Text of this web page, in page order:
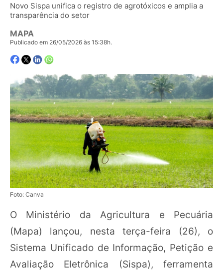
Novo Sispa unifica o registro de agrotóxicos e amplia a
transparência do setor
MAPA
Publicado em 26/05/2026 às 15:38h.
Foto: Canva
O Ministério da Agricultura e Pecuária
(Mapa) lançou, nesta terça-feira (26), o
Sistema Unificado de Informação, Petição e
Avaliação Eletrônica (Sispa), ferramenta